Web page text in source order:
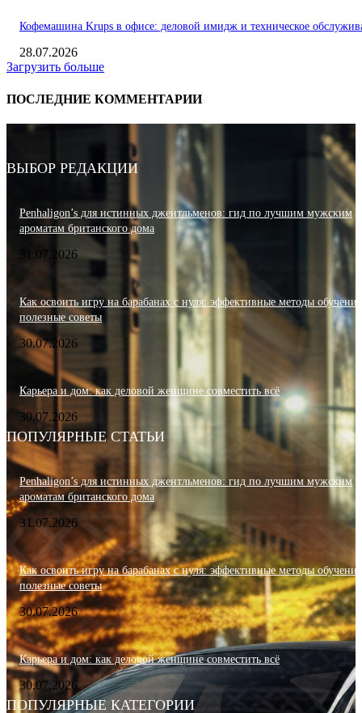
Кофемашина Krups в офисе: деловой имидж и техническое
28.07.2026
Загрузить больше
ПОСЛЕДНИЕ КОММЕНТАРИИ
ВЫБОР РЕДАКЦИИ
Penhaligon’s для истинных джентльменов: гид по лучшим мужским
ароматам британского дома
31.07.2026
Как освоить игру на барабанах с нуля: эффективные методы
полезные советы
30.07.2026
Карьера и дом: как деловой женщине совместить всё
30.07.2026
ПОПУЛЯРНЫЕ СТАТЬИ
Penhaligon’s для истинных джентльменов: гид по лучшим мужским
ароматам британского дома
31.07.2026
Как освоить игру на барабанах с нуля: эффективные методы
полезные советы
30.07.2026
Карьера и дом: как деловой женщине совместить всё
30.07.2026
ПОПУЛЯРНЫЕ КАТЕГОРИИ